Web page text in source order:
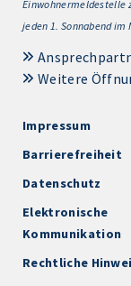
Einwohnermeldestelle
jeden 1. Sonnabend im
Weitere
Impressum
Barrierefreiheit
Datenschutz
Elektronische
Kommunikation
Rechtliche